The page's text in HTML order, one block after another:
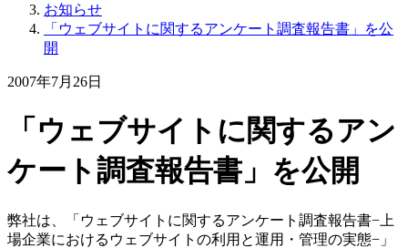
お知らせ
「ウェブサイトに関するアンケート調査報告書」を公
開
2007年7月26日
「ウェブサイトに関するアン
ケート調査報告書」を公開
弊社は、「ウェブサイトに関するアンケート調査報告書−上
場企業におけるウェブサイトの利用と運用・管理の実態−」